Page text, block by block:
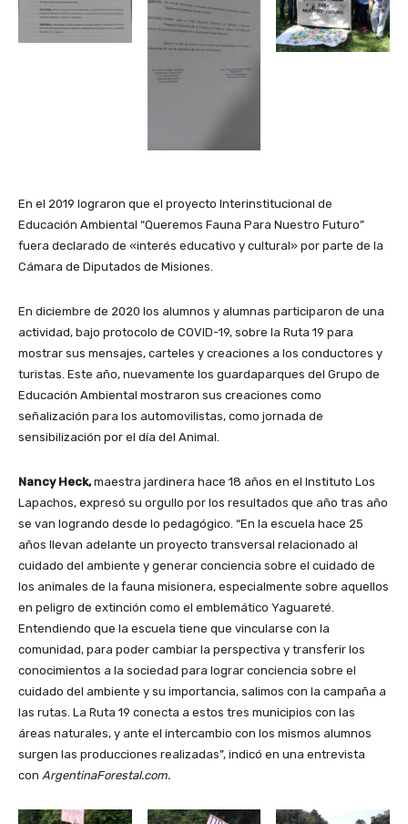
En el 2019 lograron que el proyecto Interinstitucional de
Educación Ambiental “Queremos Fauna Para Nuestro Futuro”
fuera declarado de «interés educativo y cultural» por parte de la
Cámara de Diputados de Misiones.
En diciembre de 2020 los alumnos y alumnas participaron de una
actividad, bajo protocolo de COVID-19, sobre la Ruta 19 para
mostrar sus mensajes, carteles y creaciones a los conductores y
turistas. Este año, nuevamente los guardaparques del Grupo de
Educación Ambiental mostraron sus creaciones como
señalización para los automovilistas, como jornada de
sensibilización por el día del Animal.
Nancy Heck,maestra jardinera hace 18 años en el Instituto Los
Lapachos, expresó su orgullo por los resultados que año tras año
se van logrando desde lo pedagógico. “En la escuela hace 25
años llevan adelante un proyecto transversal relacionado al
cuidado del ambiente y generar conciencia sobre el cuidado de
los animales de la fauna misionera, especialmente sobre aquellos
en peligro de extinción como el emblemático Yaguareté.
Entendiendo que la escuela tiene que vincularse con la
comunidad, para poder cambiar la perspectiva y transferir los
conocimientos a la sociedad para lograr conciencia sobre el
cuidado del ambiente y su importancia, salimos con la campaña a
las rutas. La Ruta 19 conecta a estos tres municipios con las
áreas naturales, y ante el intercambio con los mismos alumnos
surgen las producciones realizadas”, indicó en una entrevista
con ArgentinaForestal.com.